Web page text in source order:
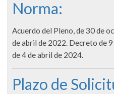
Norma:
Acuerdo del Pleno, de 30 de
de abril de 2022. Decreto de
de 4 de abril de 2024.
Plazo de